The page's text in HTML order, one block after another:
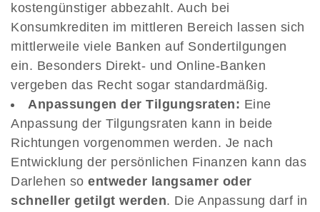
kostengünstiger abbezahlt. Auch bei
Konsumkrediten im mittleren Bereich lassen sich
mittlerweile viele Banken auf Sondertilgungen
ein. Besonders Direkt- und Online-Banken
vergeben das Recht sogar standardmäßig.
Anpassungen der Tilgungsraten: Eine
Anpassung der Tilgungsraten kann in beide
Richtungen vorgenommen werden. Je nach
Entwicklung der persönlichen Finanzen kann das
Darlehen so entweder langsamer oder
schneller getilgt werden. Die Anpassung darf in